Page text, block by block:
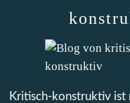
Kritisch-konstruktiv ist